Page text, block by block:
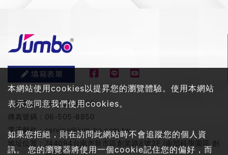
填寫表單
服務電話：06-505-8858
傳真號碼： 06-505-8850
電子郵件：service@jum-bo.com.tw
地址位置： 744094台南市新市區創業路8號3F (南部科學園區 創
本網站使用cookies以提昇您的瀏覽體驗。使用本網站
表示您同意我們使用cookies。
如果您拒絕，則在訪問此網站時不會追蹤您的個人資
訊。 您的瀏覽器將使用一個cookie記住您的偏好，而